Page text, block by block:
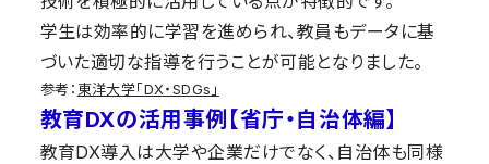
学生は効率的に学習を進められ、教員もデータに基
づいた適切な指導を行うことが可能となりました。
参考： 東洋大学「DX・SDGs」
教育DXの活用事例【省庁・自治体編】
教育DX導入は大学や企業だけでなく、自治体も同様